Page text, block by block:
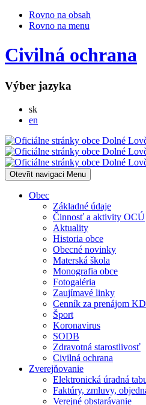
Rovno na obsah
Rovno na menu
Civilná ochrana
Výber jazyka
skSlovensky
en
Otevřit navigaci Menu
Obec
Základné údaje
Činnosť a aktivity OCÚ
Aktuality
Historia obce
Obecné novinky
Materská škola
Monografia obce
Fotogaléria
Zaujímavé linky
Cenník za prenájom
Šport
Koronavirus
SODB
Zdravotná starostlivosť
Civilná ochrana
Zverejňovanie
Elektronická úradná
Faktúry, zmluvy,
Verejné obstarávanie